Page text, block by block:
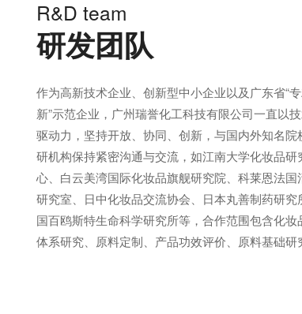
R&D team
研发团队
作为高新技术企业、创新型中小企业以及广东省“
新”示范企业，广州瑞誉化工科技有限公司一直以
驱动力，坚持开放、协同、创新，与国内外知名院
研机构保持紧密沟通与交流，如江南大学化妆品研
心、白云美湾国际化妆品旗舰研究院、科莱恩法国
研究室、日中化妆品交流协会、日本丸善制药研究
国百鸥斯特生命科学研究所等，合作范围包含化妆
体系研究、原料定制、产品功效评价、原料基础研